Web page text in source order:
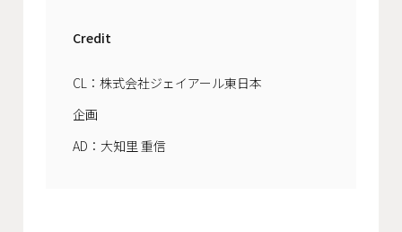
Credit
CL：株式会社ジェイアール東日本
企画
AD：大知里 重信